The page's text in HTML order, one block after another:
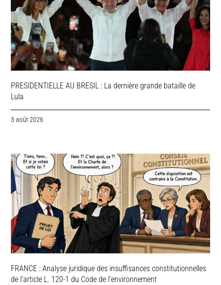
PRESIDENTIELLE AU BRESIL : La dernière grande bataille de
Lula
3 août 2026
FRANCE : Analyse juridique des insuffisances constitutionnelles
de l’article L. 120-1 du Code de l’environnement